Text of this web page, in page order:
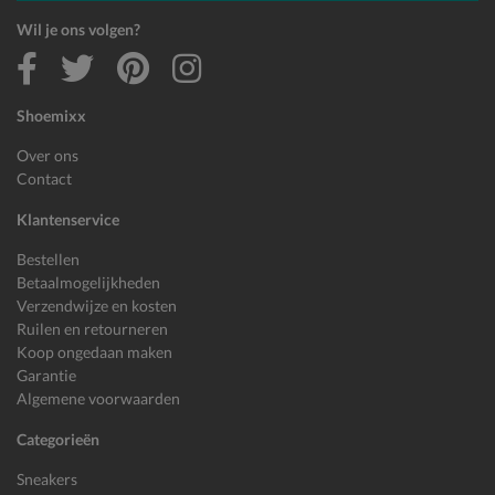
Shoemixx
Over ons
Contact
Klantenservice
Bestellen
Betaalmogelijkheden
Verzendwijze en kosten
Ruilen en retourneren
Koop ongedaan maken
Garantie
Algemene voorwaarden
Categorieën
Sneakers
Wil je ons volgen?